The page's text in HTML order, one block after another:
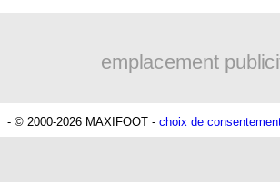
emplacement
- © 2000-2026 MAXIFOOT - choix de